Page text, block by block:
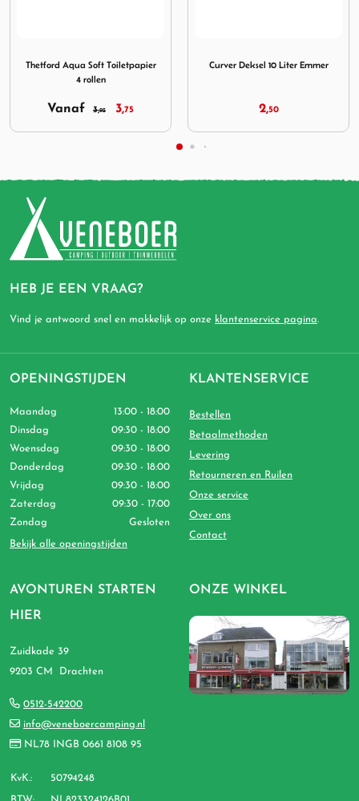
Curver Deksel 10 Liter Emmer
2, 50
Bo-Camp Draagbaar Deelbaar
54,
HEB JE EEN VRAAG?
Vind je antwoord snel en makkelijk op onze klantenservice pagina.
AVONTUREN STARTEN
HIER
Zuidkade 39
9203 CM Drachten
0512-542200
info@veneboercamping.nl
NL78 INGB 0661 8108 95
KvK.: 50794248
OPENINGSTIJDEN
Maandag
13:00 - 18:00
Dinsdag
09:30 - 18:00
Woensdag
09:30 - 18:00
Donderdag
09:30 - 18:00
Vrijdag
09:30 - 18:00
Zaterdag
09:30 - 17:00
Zondag
Gesloten
Bekijk alle openingstijden
KLANTENSERVICE
Bestellen
Betaalmethoden
Levering
Retourneren en Ruilen
Onze service
Over ons
Contact
ONZE WINKEL